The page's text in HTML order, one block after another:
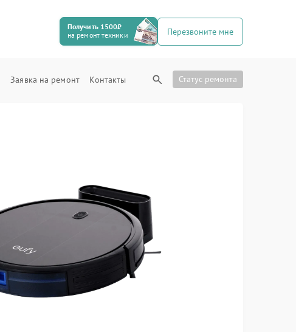
Получить 1500₽
на ремонт техники
Перезвоните мне
Заявка на ремонт Контакты Статус ремонта